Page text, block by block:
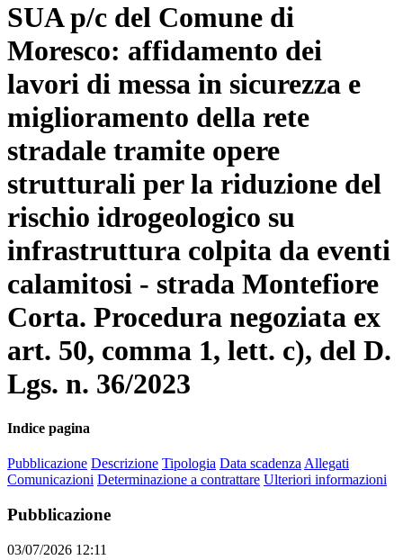
SUA p/c del Comune di
Moresco: affidamento dei
lavori di messa in sicurezza e
miglioramento della rete
stradale tramite opere
strutturali per la riduzione del
rischio idrogeologico su
infrastruttura colpita da eventi
calamitosi - strada Montefiore
Corta. Procedura negoziata ex
art. 50, comma 1, lett. c), del D.
Lgs. n. 36/2023
Indice pagina
Pubblicazione Descrizione Tipologia Data scadenza Allegati
Comunicazioni Determinazione a contrattare Ulteriori informazioni
Pubblicazione
03/07/2026 12:11